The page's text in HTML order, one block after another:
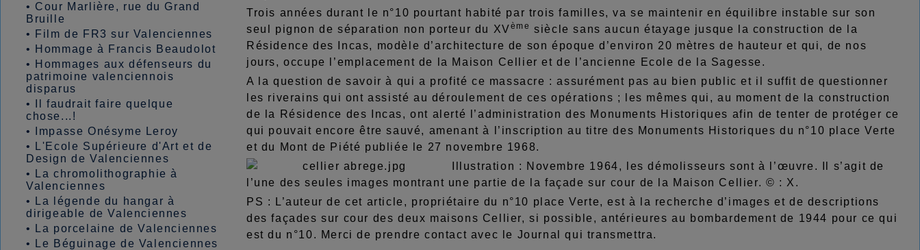
• Cour Marlière, rue du Grand
Bruille
•
Film de FR3 sur Valenciennes
•
Hommage à Francis Beaudolot
•
Hommages aux défenseurs du
patrimoine valenciennois
disparus
•
Il faudrait faire quelque
chose...!
•
Impasse Onésyme Leroy
•
L'Ecole Supérieure d'Art et de
Design de Valenciennes
•
La chromolithographie à
Valenciennes
•
La légende du hangar à
dirigeable de Valenciennes
•
La porcelaine de Valenciennes
•
Le Béguinage de Valenciennes
Trois années durant le n°10 pourtant habité par trois familles, va se maintenir en équilibre instable sur son
seul pignon de séparation non porteur du XVème siècle sans aucun étayage jusque la construction de la
Résidence des Incas, modèle d’architecture de son époque d’environ 20 mètres de hauteur et qui, de nos
jours, occupe l’emplacement de la Maison Cellier et de l’ancienne Ecole de la Sagesse.
A la question de savoir à qui a profité ce massacre : assurément pas au bien public et il suffit de questionner
les riverains qui ont assisté au déroulement de ces opérations ; les mêmes qui, au moment de la construction
de la Résidence des Incas, ont alerté l’administration des Monuments Historiques afin de tenter de protéger ce
qui pouvait encore être sauvé, amenant à l’inscription au titre des Monuments Historiques du n°10 place Verte
et du Mont de Piété publiée le 27 novembre 1968.
Illustration : Novembre 1964, les démolisseurs sont à l’œuvre. Il s’agit de
l’une des seules images montrant une partie de la façade sur cour de la Maison Cellier. © : X.
PS : L’auteur de cet article, propriétaire du n°10 place Verte, est à la recherche d’images et de descriptions
des façades sur cour des deux maisons Cellier, si possible, antérieures au bombardement de 1944 pour ce qui
est du n°10. Merci de prendre contact avec le Journal qui transmettra.